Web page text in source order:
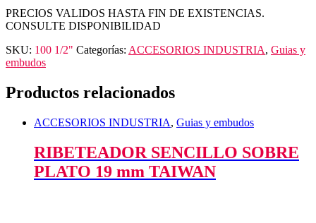
PRECIOS VALIDOS HASTA FIN DE EXISTENCIAS.
CONSULTE DISPONIBILIDAD
SKU: 100 1/2" Categorías: ACCESORIOS INDUSTRIA, Guias y
embudos
Productos relacionados
ACCESORIOS INDUSTRIA, Guias y embudos
RIBETEADOR SENCILLO SOBRE
PLATO 19 mm TAIWAN